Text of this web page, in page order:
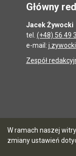
W ramach naszej
zmiany ustawień
Główny
Jacek Żywocki
tel. (+48) 56 49
e-mail:
Zespół
5.7.0 [90]